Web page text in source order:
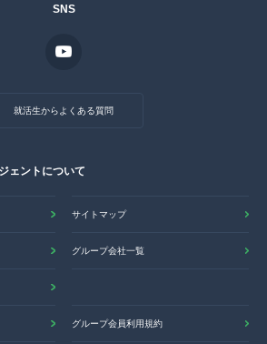
SNS
就活生からよくある質問
ェントについて
サイトマップ
グループ会社一覧
グループ会員利用規約